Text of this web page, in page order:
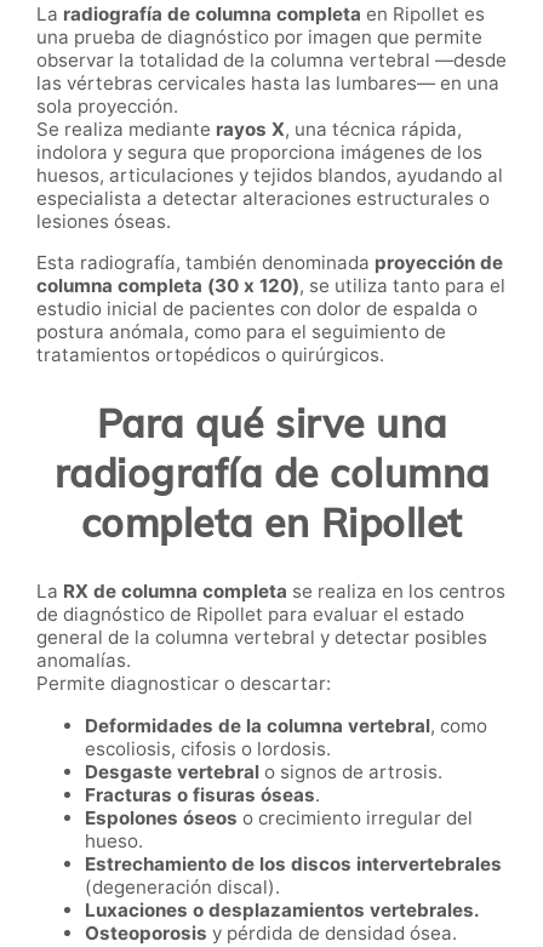
La radiografía de columna completa en Ripollet es
una prueba de diagnóstico por imagen que permite
observar la totalidad de la columna vertebral —desde
las vértebras cervicales hasta las lumbares— en una
sola proyección.
Se realiza mediante rayos X, una técnica rápida,
indolora y segura que proporciona imágenes de los
huesos, articulaciones y tejidos blandos, ayudando al
especialista a detectar alteraciones estructurales o
lesiones óseas.
Esta radiografía, también denominada proyección de
columna completa (30 x 120), se utiliza tanto para el
estudio inicial de pacientes con dolor de espalda o
postura anómala, como para el seguimiento de
tratamientos ortopédicos o quirúrgicos.
Para qué sirve una
radiografía de columna
completa en Ripollet
La RX de columna completa se realiza en los centros
de diagnóstico de Ripollet para evaluar el estado
general de la columna vertebral y detectar posibles
anomalías.
Permite diagnosticar o descartar:
Deformidades de la columna vertebral, como
escoliosis, cifosis o lordosis.
Desgaste vertebral o signos de artrosis.
Fracturas o fisuras óseas.
Espolones óseos o crecimiento irregular del
hueso.
Estrechamiento de los discos intervertebrales
(degeneración discal).
Luxaciones o desplazamientos vertebrales.
Osteoporosis y pérdida de densidad ósea.